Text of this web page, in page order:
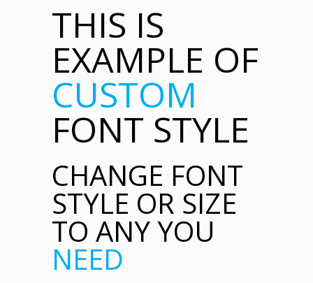
THIS IS
EXAMPLE OF
CUSTOM
FONT STYLE
CHANGE FONT
STYLE OR SIZE
TO ANY YOU
NEED